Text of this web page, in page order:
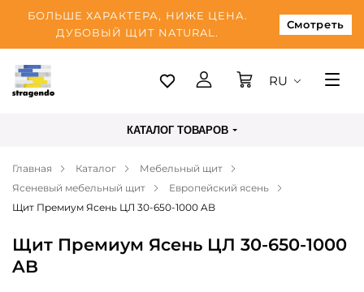
БОЛЬШЕ ХАРАКТЕРА, НИЖЕ ЦЕНА.
ДУБОВЫЙ ЩИТ NATURAL.
Смотреть
Таллинн
Оплата
О нас
Блог
Контакты
RU
КАТАЛОГ ТОВАРОВ
Главная Каталог
Мебельный щит
Ясеневый мебельный щит
Европейский ясень
Щит Премиум Ясень ЦЛ 30-650-1000 AB
Щит Премиум Ясень ЦЛ 30-650-1000
AB